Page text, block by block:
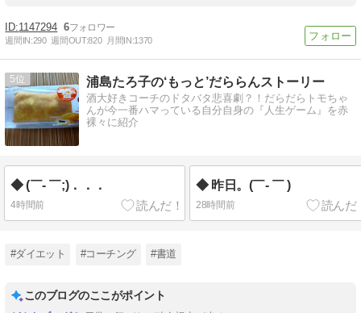
1147294 6
週間IN:290 週間OUT:820 月間IN:1370
5 浦島たろ子の‘もっと’だららんストーリー
酒大好きコーチのドタバタ悲喜劇？！だらだらトモちゃ
んが今一番ハマっている自分自身の『人生ゲーム』を赤
裸々に紹介
◆ (￣- ￣;)．．．
4時間前
◆ 昨日。(￣- ￣ )
28時間前
#ダイエット #コーチング #書道
このブログのここがポイント